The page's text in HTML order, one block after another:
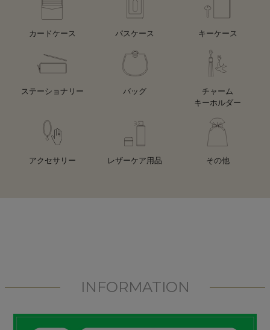
カードケース パスケース キーケース
ステーショナリー バッグ
チャーム
キーホルダー
アクセサリー レザーケア用品 その他
INFORMATION